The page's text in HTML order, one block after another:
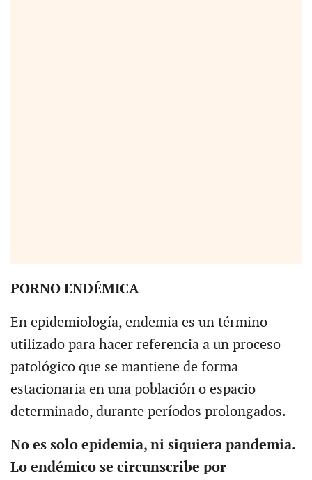
PORNO ENDÉMICA
En epidemiología, endemia es un término
utilizado para hacer referencia a un proceso
patológico que se mantiene de forma
estacionaria en una población o espacio
determinado, durante períodos prolongados.
No es solo epidemia, ni siquiera pandemia.
Lo endémico se circunscribe por